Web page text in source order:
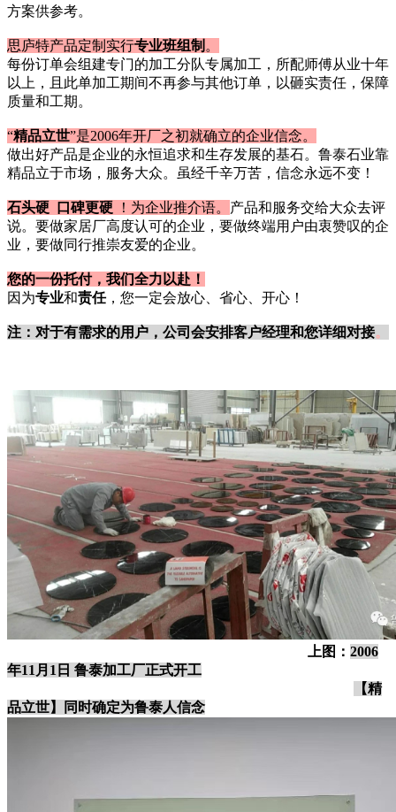
方案供参考。
思庐特产品定制实行专业班组制 。
每份订单会组建专门的加工分队专属加工，所配师傅从业十年
以上，且此单加工期间不再参与其他订单，以砸实责任，保障
质量和工期。
“精品立世”是2006年开厂之初就确立的企业信念。
做出好产品是企业的永恒追求和生存发展的基石。鲁泰石业靠
精品立于市场，服务大众。虽经千辛万苦，信念永远不变！
石头硬 口碑更硬 ！为企业推介语。 产品和服务交给大众去评
说。要做家居厂高度认可的企业，要做终端用户由衷赞叹的企
业，要做同行推崇友爱的企业。
您的一份托付，我们全力以赴！
因为专业和责任，您一定会放心、省心、开心！
注：对于有需求的用户，公司会安排客户经理和您详细对接。
上图： 2006
年11月1日 鲁泰加工厂正式开工
【精
品立世】同时确定为鲁泰人信念